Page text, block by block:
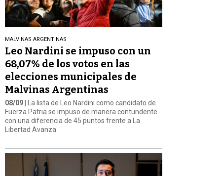
MALVINAS ARGENTINAS
Leo Nardini se impuso con un
68,07% de los votos en las
elecciones municipales de
Malvinas Argentinas
08/09 | La lista de Leo Nardini como candidato de
Fuerza Patria se impuso de manera contundente
con una diferencia de 45 puntos frente a La
Libertad Avanza.